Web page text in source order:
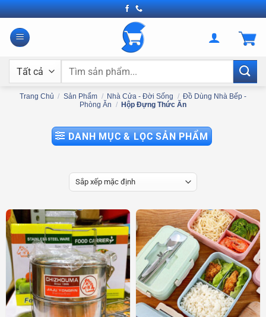
Bỏ
qua
nội
Tìm
Trang Chủ / Sản Phẩm / Nhà Cửa - Đời Sống / Đồ Dùng Nhà Bếp -
Phòng Ăn / Hộp Đựng Thức Ăn
DANH MỤC & LỌC SẢN PHẨM